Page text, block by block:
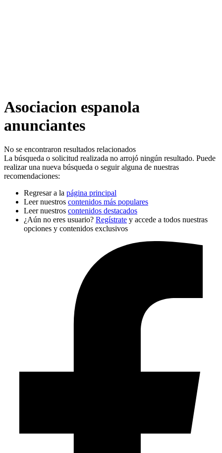
Asociacion espanola
anunciantes
No se encontraron resultados relacionados
La búsqueda o solicitud realizada no arrojó ningún resultado. Puede
realizar una nueva búsqueda o seguir alguna de nuestras
recomendaciones:
Regresar a la página principal
Leer nuestros contenidos más populares
Leer nuestros contenidos destacados
¿Aún no eres usuario? Regístrate y accede a todos nuestras
opciones y contenidos exclusivos